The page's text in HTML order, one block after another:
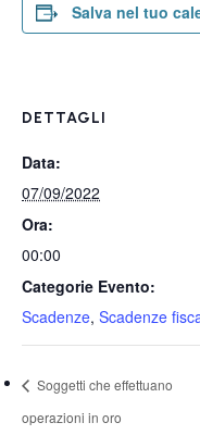
Salva nel tuo
DETTAGLI
Data:
07/09/2022
Ora:
00:00
Categorie Evento:
Scadenze, Scadenze
Soggetti che effettuano
operazioni in oro